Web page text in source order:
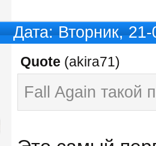
Дата: Вторник,
Quote (akira71)
Fall Again такой